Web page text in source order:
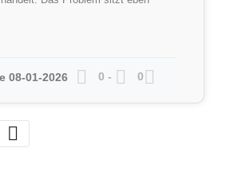
08-01-2026  0 -  0
